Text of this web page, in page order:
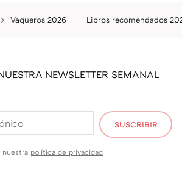
Vaqueros 2026 Libros recomendados
NEWSLETTER SEMANAL
SUSCRIBIR
nuestra política de privacidad